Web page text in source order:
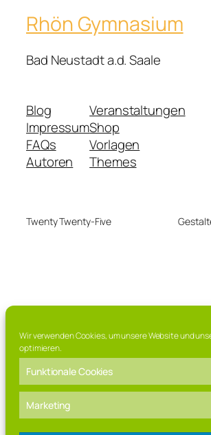
Wir verwenden Cookies, um unsere Website und
optimieren.
Funktionale Cookies
Marketing
Rhön Gymnasium
Bad Neustadt a.d. Saale
Blog
Impressum
FAQs
Autoren
Veranstaltungen
Shop
Vorlagen
Themes
Twenty Twenty-Five